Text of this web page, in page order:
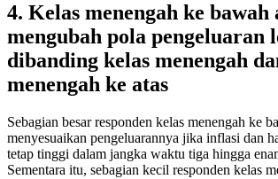
4. Kelas menengah ke bawah
mengubah pola pengeluaran
dibanding kelas menengah
menengah ke atas
Sebagian besar responden kelas menengah ke
menyesuaikan pengeluarannya jika inflasi dan
tetap tinggi dalam jangka waktu tiga hingga
Sementara itu, sebagian kecil responden kelas